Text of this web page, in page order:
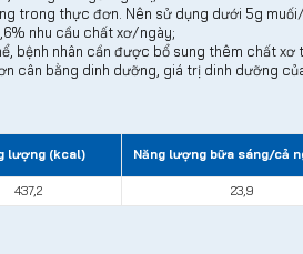
trong thực đơn. Nên sử dụng dưới 5g
nhu cầu chất xơ/ngày;
bệnh nhân cần được bổ sung thêm chất xơ
cân bằng dinh dưỡng, giá trị dinh dưỡng
lượng (kcal) Năng lượng bữa sáng/cả
437,2 23,9